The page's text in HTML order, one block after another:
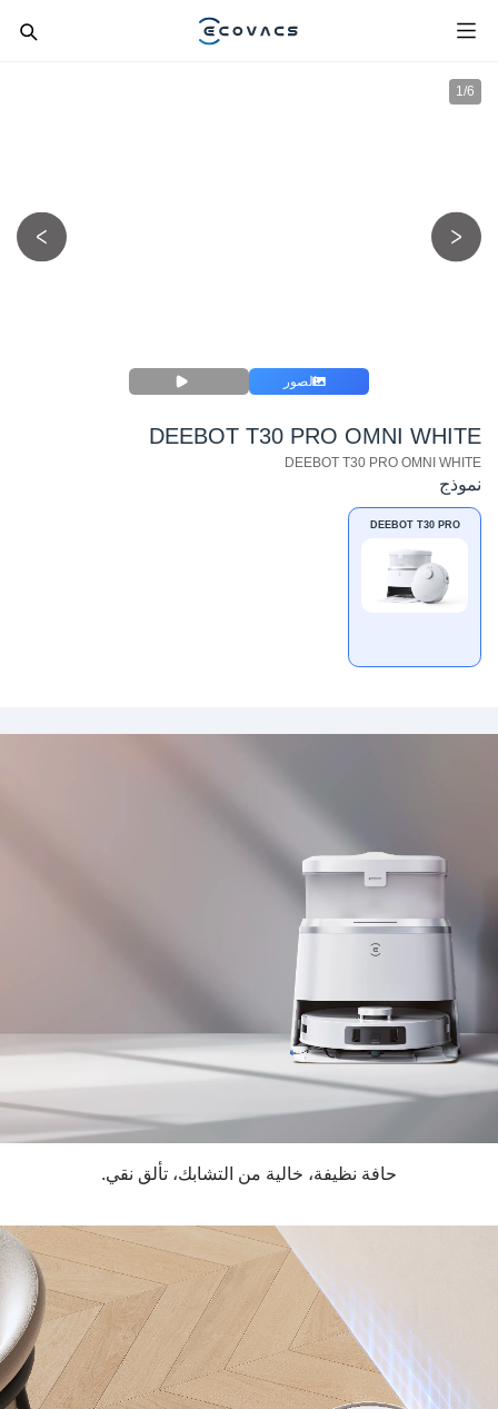
1/6
الصور
DEEBOT T30 PRO OMNI WHITE
DEEBOT T30 PRO OMNI WHITE
نموذج
DEEBOT T30 PRO
OMNI WHITE
حافة نظيفة، خالية من التشابك، تألق نقي.